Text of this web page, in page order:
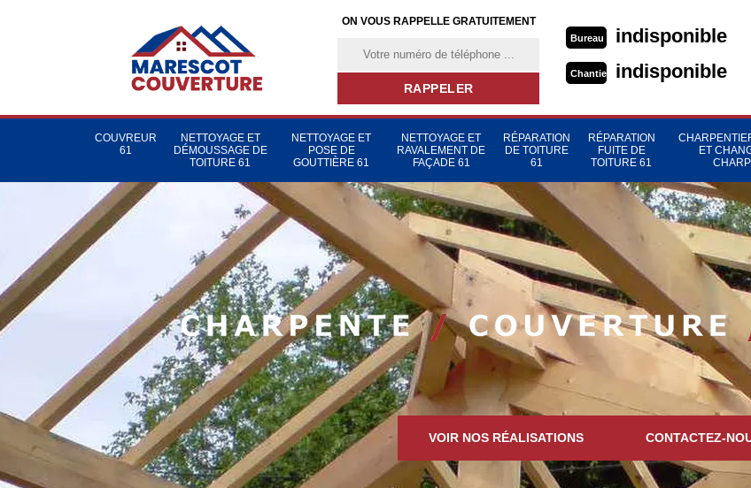
ON VOUS RAPPELLE GRATUITEMENT
Bureau indisponible
Chantier indisponible
COUVREUR
61
NETTOYAGE ET
DÉMOUSSAGE DE
TOITURE 61
NETTOYAGE ET
POSE DE
GOUTTIÈRE 61
NETTOYAGE ET
RAVALEMENT DE
FAÇADE 61
RÉPARATION
DE TOITURE
61
RÉPARATION
FUITE DE
TOITURE 61
ET
VOIR NOS RÉALISATIONS CONTACTEZ-